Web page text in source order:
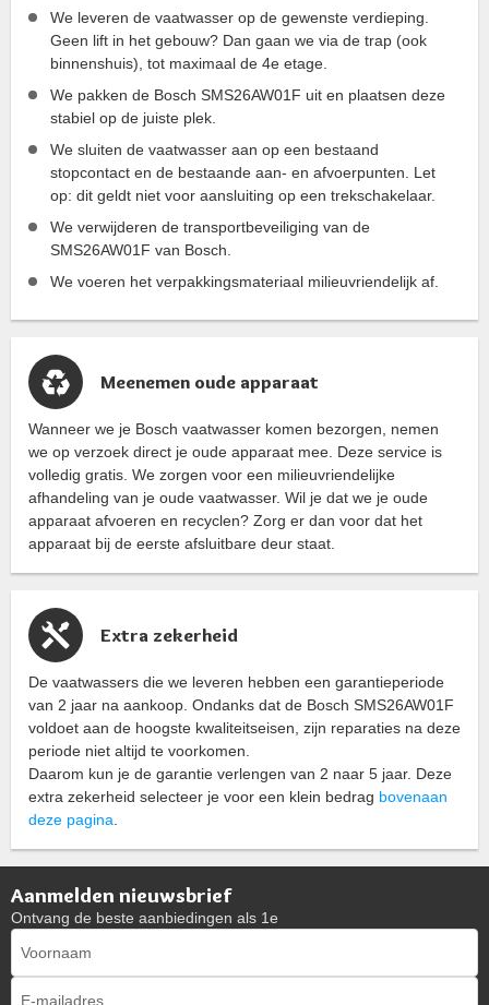
We leveren de vaatwasser op de gewenste verdieping.
Geen lift in het gebouw? Dan gaan we via de trap (ook
binnenshuis), tot maximaal de 4e etage.
We pakken de Bosch SMS26AW01F uit en plaatsen deze
stabiel op de juiste plek.
We sluiten de vaatwasser aan op een bestaand
stopcontact en de bestaande aan- en afvoerpunten. Let
op: dit geldt niet voor aansluiting op een trekschakelaar.
We verwijderen de transportbeveiliging van de
SMS26AW01F van Bosch.
We voeren het verpakkingsmateriaal milieuvriendelijk af.
Meenemen oude apparaat
Wanneer we je Bosch vaatwasser komen bezorgen, nemen
we op verzoek direct je oude apparaat mee. Deze service is
volledig gratis. We zorgen voor een milieuvriendelijke
afhandeling van je oude vaatwasser. Wil je dat we je oude
apparaat afvoeren en recyclen? Zorg er dan voor dat het
apparaat bij de eerste afsluitbare deur staat.
Extra zekerheid
De vaatwassers die we leveren hebben een garantieperiode
van 2 jaar na aankoop. Ondanks dat de Bosch SMS26AW01F
voldoet aan de hoogste kwaliteitseisen, zijn reparaties na deze
periode niet altijd te voorkomen.
Daarom kun je de garantie verlengen van 2 naar 5 jaar. Deze
extra zekerheid selecteer je voor een klein bedrag bovenaan
deze pagina.
Aanmelden nieuwsbrief
Ontvang de beste aanbiedingen als 1e